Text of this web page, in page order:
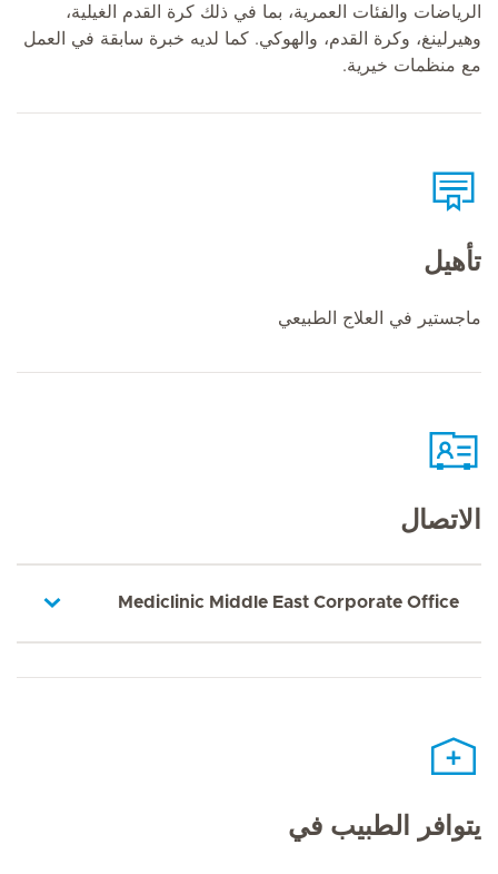
الرياضات والفئات العمرية، بما في ذلك كرة القدم الغيلية،
وهيرلينغ، وكرة القدم، والهوكي. كما لديه خبرة سابقة في العمل
مع منظمات خيرية.
تأهيل
ماجستير في العلاج الطبيعي
الاتصال
Mediclinic Middle East Corporate Office
يتوافر الطبيب في